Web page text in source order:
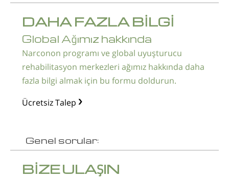
DAHA FAZLA BİLGİ
Global Ağımız hakkında
Narconon programı ve global uyuşturucu
rehabilitasyon merkezleri ağımız hakkında daha
fazla bilgi almak için bu formu doldurun.
Ücretsiz Talep
Genel sorular:
BİZE ULAŞIN